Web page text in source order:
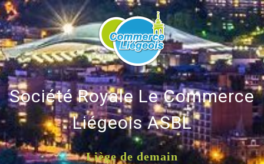
Société Royale Le Commerce
Liégeois ASBL
Liège de demain